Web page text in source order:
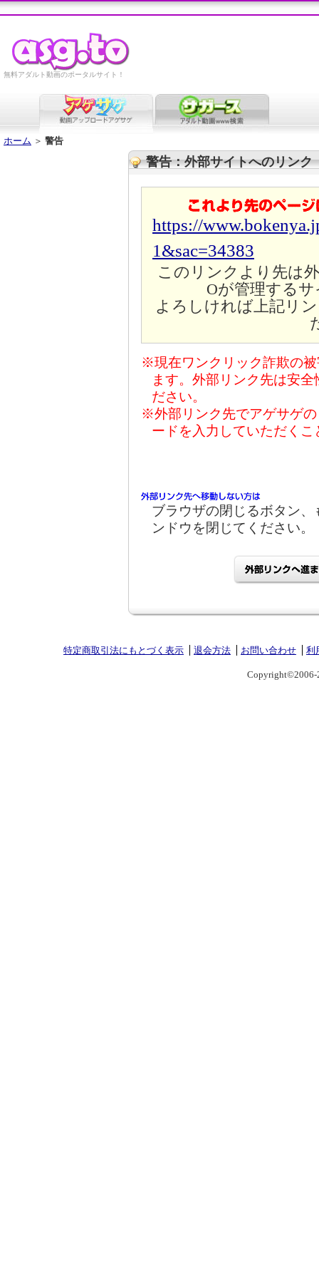
無料アダルト動画のポータルサイト！
ホーム ＞ 警告
警告：外部サイトへのリンク
https://
1&sac=34383
このリンクより先は
Oが管理する
よろしければ上記リ
※現在ワンクリック詐欺の
ます。外部リンク先は安
ださい。
※外部リンク先でアゲサゲ
ードを入力していただく
ブラウザの閉じるボタン
ンドウを閉じてください。
特定商取引法にもとづく表示 退会方法 お問い合わせ 利
Copyright©2006-